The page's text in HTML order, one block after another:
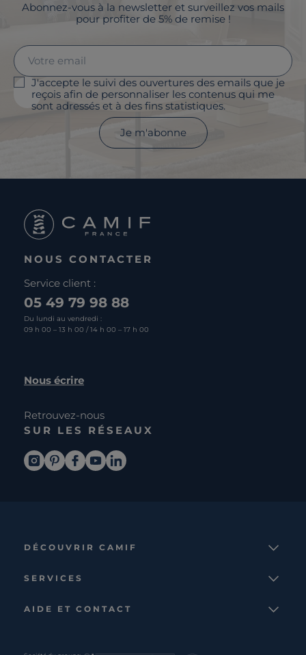
Abonnez-vous à la newsletter et surveillez vos mails
pour profiter de 5% de remise !
J'accepte le suivi des ouvertures des emails que je
reçois afin de personnaliser les contenus qui me
sont adressés et à des fins statistiques.
Je m'abonne
NOUS CONTACTER
Service client :
05 49 79 98 88
Du lundi au vendredi :
09 h 00 – 13 h 00 / 14 h 00 – 17 h 00
Nous écrire
Retrouvez-nous
SUR LES RÉSEAUX
DÉCOUVRIR CAMIF
Nos collections
SERVICES
AIDE ET CONTACT